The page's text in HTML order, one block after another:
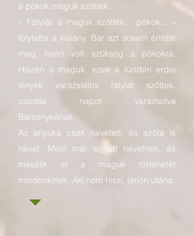
a pókok maguk szőtték.
– Fátylát a maguk szőtték... pókok... –
folytatta a kislány. Bár azt sosem értette
meg, miért volt szükség a pókokra.
Hiszen a maguk, ezek a tündéri erdei
lények varázslatos fátylat szőttek,
csodás napot varázsolva
Bársonykának.
Az anyuka csak nevetett, és azóta is
nevet. Most már együtt nevetnek, és
mesélik el a maguk történetét
mindenkinek. Aki nem hiszi, járjon utána.